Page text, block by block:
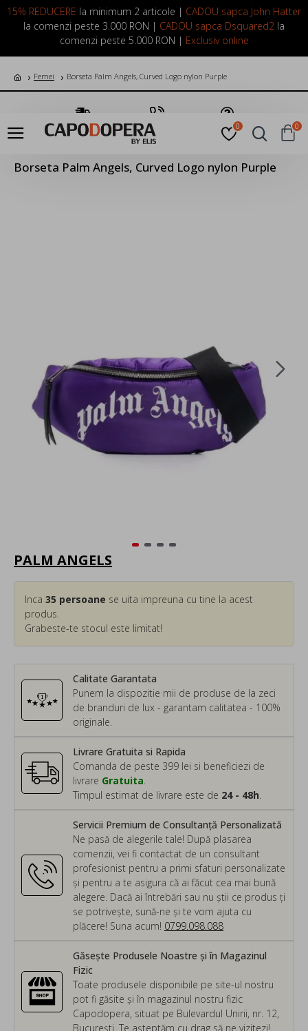
15% REDUCERE la minimum 2 articole | CADOU sapca John Hatter
la comenzi peste 3.000 RON | CADOU sapca Dsquared2 la
comenzi peste 5.000 RON | Exclusiv online
LOGIN INREGISTRARE
0 0
Femei Borseta Palm Angels, Curved Logo nylon Purple
Transport Gratuit Suna Acum Pune o Intrebare
Borseta Palm Angels, Curved Logo nylon Purple
PALM ANGELS
Calitate Garantata
Punem la dispozitie mii de produse de la zeci
de branduri de lux - garantam calitatea - 100%
originale.
Inca 35 persoane se uita impreuna cu tine la acest
produs.
Grabeste-te stocul este limitat!
Servicii Premium de Consultanță Personalizată
Ne pasă de alegerile tale! După plasarea
comenzii, vei fi contactat de un consultant
profesionist pentru a primi sfaturi personalizate
și pentru a te asigura că ai făcut cea mai bună
alegere. Dacă ai întrebări sau nu știi ce produs ți
se potrivește, sună-ne și te vom ajuta cu
plăcere! Suna acum! 0799.098.088
Livrare Gratuita si Rapida
Comanda de peste 399 lei si beneficiezi de
livrare Gratuita
Timpul estimat de livrare este de 24 - 48h
Găsește Produsele Noastre și în Magazinul
Fizic
Toate produsele disponibile pe site-ul nostru
pot fi găsite și în magazinul nostru fizic
Capodopera, situat pe Bulevardul Unirii, nr. 12,
București. Te așteptăm cu drag să ne vizitezi!